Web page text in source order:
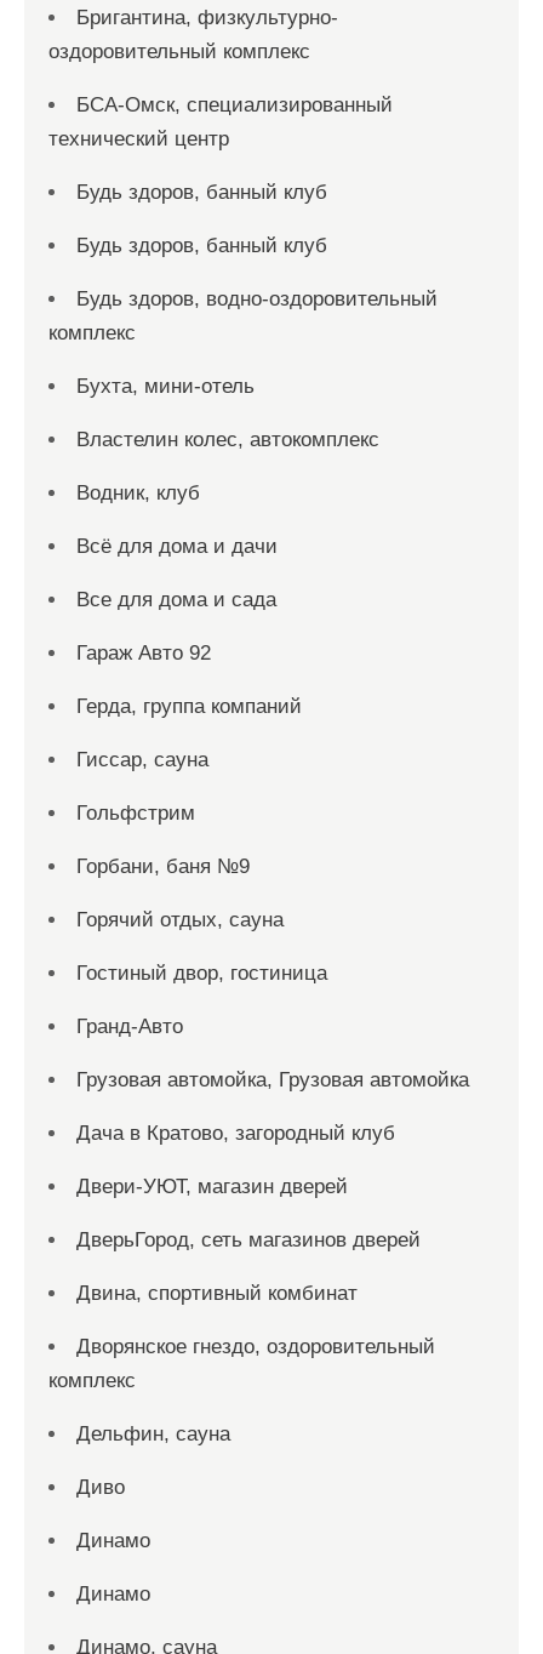
Бригантина, физкультурно-
оздоровительный комплекс
БСА-Омск, специализированный
технический центр
Будь здоров, банный клуб
Будь здоров, банный клуб
Будь здоров, водно-оздоровительный
комплекс
Бухта, мини-отель
Властелин колес, автокомплекс
Водник, клуб
Всё для дома и дачи
Все для дома и сада
Гараж Авто 92
Герда, группа компаний
Гиссар, сауна
Гольфстрим
Горбани, баня №9
Горячий отдых, сауна
Гостиный двор, гостиница
Гранд-Авто
Грузовая автомойка, Грузовая автомойка
Дача в Кратово, загородный клуб
Двери-УЮТ, магазин дверей
ДверьГород, сеть магазинов дверей
Двина, спортивный комбинат
Дворянское гнездо, оздоровительный
комплекс
Дельфин, сауна
Диво
Динамо
Динамо
Динамо, сауна